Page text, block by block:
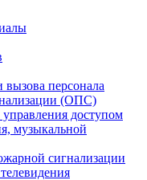
вызова персонала
(ОПС)
доступом
музыкальной
сигнализации